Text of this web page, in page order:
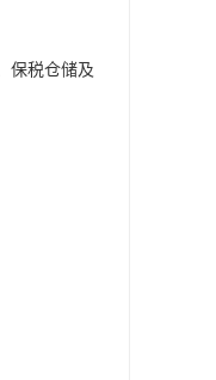
保税仓储及